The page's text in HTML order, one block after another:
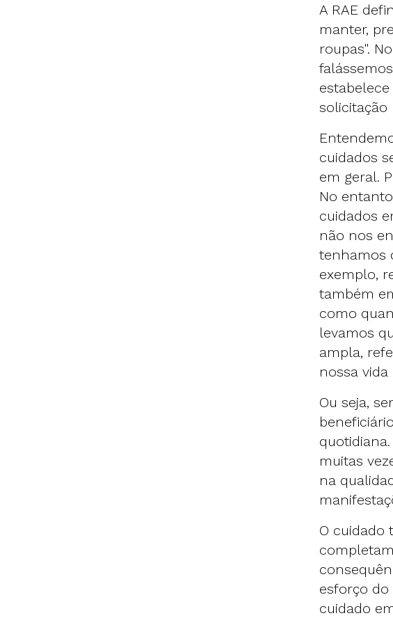
A RAE
manter,
roupas".
solicitação
cuidados
em geral.
No
cuidados
não nos
tenhamos
exemplo,
também
como
levamos
ampla,
nossa
Ou seja,
muitas
na
O cuidado
esforço do
cuidado